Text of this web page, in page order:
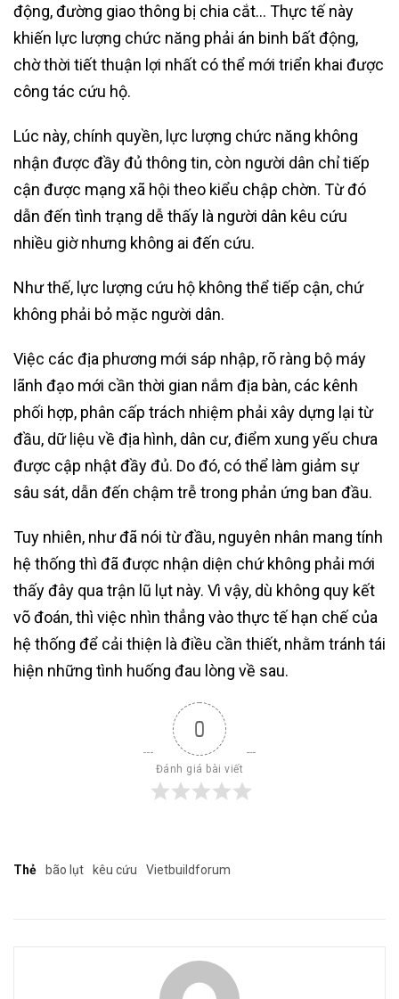
động, đường giao thông bị chia cắt… Thực tế này
khiến lực lượng chức năng phải án binh bất động,
chờ thời tiết thuận lợi nhất có thể mới triển khai được
công tác cứu hộ.
Lúc này, chính quyền, lực lượng chức năng không
nhận được đầy đủ thông tin, còn người dân chỉ tiếp
cận được mạng xã hội theo kiểu chập chờn. Từ đó
dẫn đến tình trạng dễ thấy là người dân kêu cứu
nhiều giờ nhưng không ai đến cứu.
Như thế, lực lượng cứu hộ không thể tiếp cận, chứ
không phải bỏ mặc người dân.
Việc các địa phương mới sáp nhập, rõ ràng bộ máy
lãnh đạo mới cần thời gian nắm địa bàn, các kênh
phối hợp, phân cấp trách nhiệm phải xây dựng lại từ
đầu, dữ liệu về địa hình, dân cư, điểm xung yếu chưa
được cập nhật đầy đủ. Do đó, có thể làm giảm sự
sâu sát, dẫn đến chậm trễ trong phản ứng ban đầu.
Tuy nhiên, như đã nói từ đầu, nguyên nhân mang tính
hệ thống thì đã được nhận diện chứ không phải mới
thấy đây qua trận lũ lụt này. Vì vậy, dù không quy kết
võ đoán, thì việc nhìn thẳng vào thực tế hạn chế của
hệ thống để cải thiện là điều cần thiết, nhằm tránh tái
hiện những tình huống đau lòng về sau.
0
Đánh giá bài viết
Thẻ bão lụt kêu cứu Vietbuildforum